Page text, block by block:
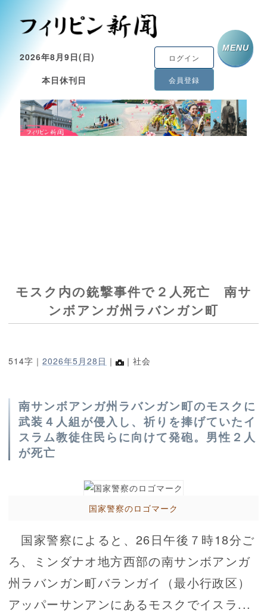
2026年8月9日(日)
本日休刊日
ログイン
会員登録
MENU
モスク内の銃撃事件で２人死亡 南サ
ンボアンガ州ラバンガン町
514字｜ 2026年5月28日 ｜ ｜社会
南サンボアンガ州ラバンガン町のモスクに
武装４人組が侵入し、祈りを捧げていたイ
スラム教徒住民らに向けて発砲。男性２人
が死亡
国家警察のロゴマーク
国家警察によると、26日午後７時18分ご
ろ、ミンダナオ地方西部の南サンボアンガ
州ラバンガン町バランガイ（最小行政区）
アッパーサンアンにあるモスクでイスラ...